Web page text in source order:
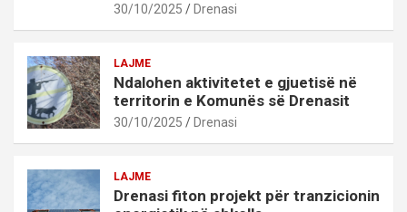
30/10/2025 Drenasi
LAJME
Ndalohen aktivitetet e gjuetisë në
territorin e Komunës së Drenasit
30/10/2025 Drenasi
LAJME
Drenasi fiton projekt për tranzicionin